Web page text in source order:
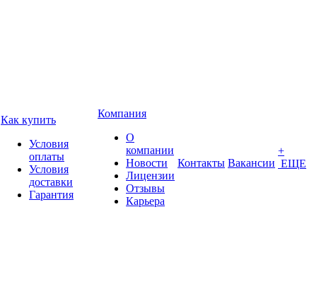
Как купить
Условия
оплаты
Условия
доставки
Гарантия
Компания
О
компании
Новости
Лицензии
Отзывы
Карьера
Контакты Вакансии
+
ЕЩЕ